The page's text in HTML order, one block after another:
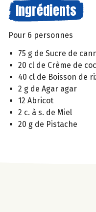
Ingrédients
Pour 6 personnes
75 g de Sucre de
20 cl de Crème de
40 cl de Boisson de
2 g de Agar agar
12 Abricot
2 c. à s. de Miel
20 g de Pistache